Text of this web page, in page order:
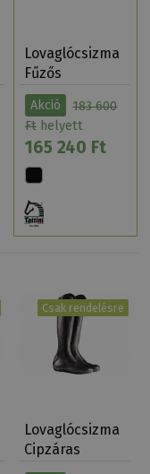
Lovaglócsizma
Fűzős
Csúszásm…
Akció
183 600
Ft helyett
165 240 Ft
Csak rendelésre
Lovaglócsizma
Cipzáras
Magasított